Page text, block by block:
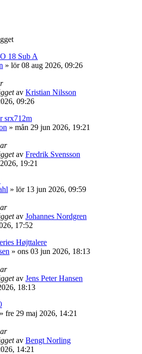
18 Sub A
» lör 08 aug 2026, 09:26
av Kristian Nilsson
09:26
srx712m
» mån 29 jun 2026, 19:21
av Fredrik Svensson
19:21
» lör 13 jun 2026, 09:59
av Johannes Nordgren
17:52
Højttalere
» ons 03 jun 2026, 18:13
av Jens Peter Hansen
18:13
» fre 29 maj 2026, 14:21
av Bengt Norling
14:21